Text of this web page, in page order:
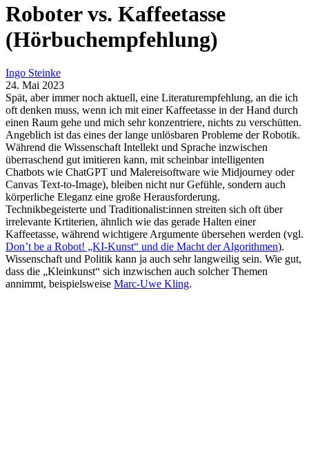
Roboter vs. Kaffeetasse
(Hörbuchempfehlung)
Ingo Steinke
24. Mai 2023
Spät, aber immer noch aktuell, eine Literaturempfehlung, an die ich
oft denken muss, wenn ich mit einer Kaffeetasse in der Hand durch
einen Raum gehe und mich sehr konzentriere, nichts zu verschütten.
Angeblich ist das eines der lange unlösbaren Probleme der Robotik.
Während die Wissenschaft Intellekt und Sprache inzwischen
überraschend gut imitieren kann, mit scheinbar intelligenten
Chatbots wie ChatGPT und Malereisoftware wie Midjourney oder
Canvas Text-to-Image), bleiben nicht nur Gefühle, sondern auch
körperliche Eleganz eine große Herausforderung.
Technikbegeisterte und Traditionalist:innen streiten sich oft über
irrelevante Krtiterien, ähnlich wie das gerade Halten einer
Kaffeetasse, während wichtigere Argumente übersehen werden (vgl.
Don’t be a Robot! „KI-Kunst“ und die Macht der Algorithmen).
Wissenschaft und Politik kann ja auch sehr langweilig sein. Wie gut,
dass die „Kleinkunst“ sich inzwischen auch solcher Themen
annimmt, beispielsweise Marc-Uwe Kling.